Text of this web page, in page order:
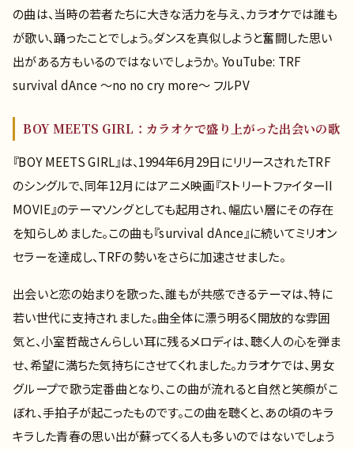
の曲は、当時の若者たちに大きな活力を与え、カラオケでは誰も
が歌い、踊ったことでしょう。ダンスを真似しようと奮闘した思い
出がある方もいるのではないでしょうか。 YouTube: TRF
survival dAnce ～no no cry more～ フルPV
BOY MEETS GIRL：カラオケで盛り上がった出会いの歌
『BOY MEETS GIRL』は、1994年6月29日にリリースされたTRF
のシングルで、同年12月にはアニメ映画『ストリートファイターII
MOVIE』のテーマソングとしても起用され、幅広い層にその存在
を知らしめました。この曲も『survival dAnce』に続いてミリオン
セラーを達成し、TRFの勢いをさらに加速させました。
出会いと恋の始まりを歌った、誰もが共感できるテーマは、特に
若い世代に支持されました。曲全体に漂う明るく開放的な雰囲
気と、小室哲哉さんらしい耳に残るメロディは、聴く人の心を弾ま
せ、希望に満ちた気持ちにさせてくれました。カラオケでは、男女
グループで歌う定番曲となり、この曲が流れると自然と笑顔がこ
ぼれ、手拍子が起こったものです。この曲を聴くと、あの頃のキラ
キラした青春の思い出が蘇ってくる人も多いのではないでしょう